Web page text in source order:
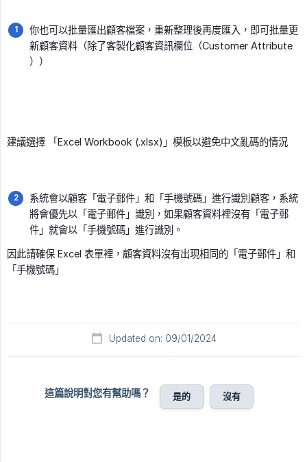
你也可以批量匯出顧客檔案，重新整理後再度匯入，即可批量更
新顧客資料（除了客製化顧客資訊欄位（Customer Attribute
））
建議選擇 「Excel Workbook (.xlsx)」模板以避免中文亂碼的情況
系統會以顧客「電子郵件」和「手機號碼」進行識別顧客，系統
將會優先以「電子郵件」識別，如果顧客資料裡沒有「電子郵
件」就會以「手機號碼」進行識別。
因此請確保 Excel 表單裡，顧客資料沒有出現相同的「電子郵件」和
「手機號碼」
Updated on: 09/01/2024
這篇說明對您有幫助嗎？ 是的 沒有